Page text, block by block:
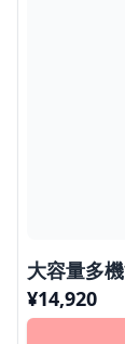
大容量多
¥14,920